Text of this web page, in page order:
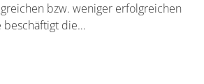
bzw. weniger erfolgreichen
beschäftigt die…
und Schüler zu erfolgreichen